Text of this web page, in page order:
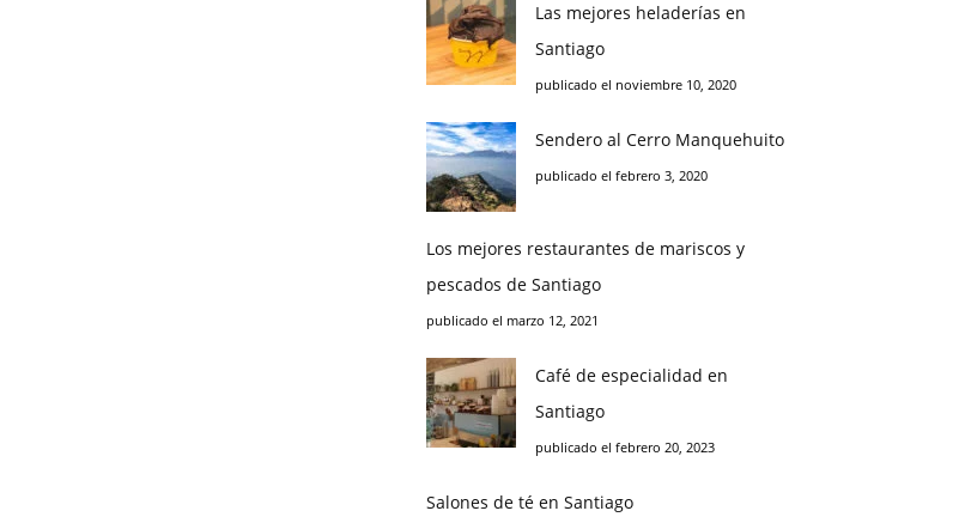
Las mejores heladerías en
Santiago
publicado el noviembre 10, 2020
Sendero al Cerro Manquehuito
publicado el febrero 3, 2020
Los mejores restaurantes de mariscos y
pescados de Santiago
publicado el marzo 12, 2021
Café de especialidad en
Santiago
publicado el febrero 20, 2023
Salones de té en Santiago